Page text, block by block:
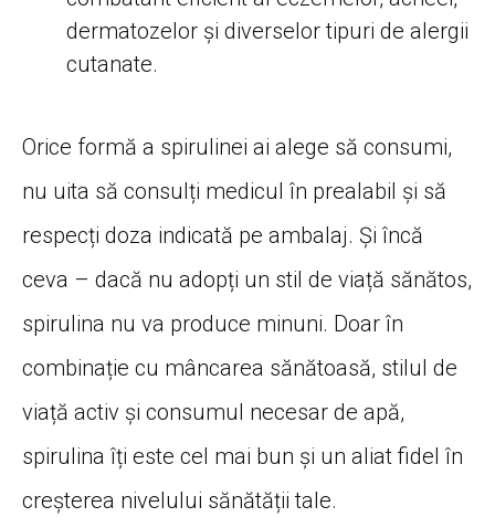
dermatozelor și diverselor tipuri de alergii
cutanate.
Orice formă a spirulinei ai alege să consumi,
nu uita să consulți medicul în prealabil și să
respecți doza indicată pe ambalaj. Și încă
ceva – dacă nu adopți un stil de viață sănătos,
spirulina nu va produce minuni. Doar în
combinație cu mâncarea sănătoasă, stilul de
viață activ și consumul necesar de apă,
spirulina îți este cel mai bun și un aliat fidel în
creșterea nivelului sănătății tale.